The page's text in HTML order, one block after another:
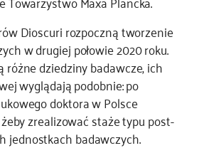
Dioscuri rozpoczną tworzenie
w drugiej połowie 2020 roku.
dziedziny badawcze, ich
wyglądają podobnie: po
doktora w Polsce
zrealizować staże typu post-
jednostkach badawczych.